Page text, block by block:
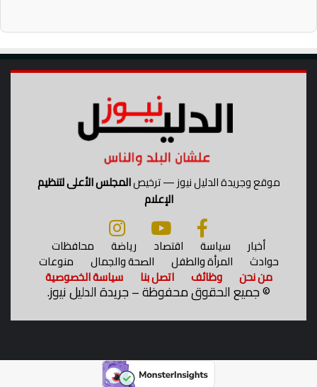
موقع وجريدة الدليل نيوز — ترخيصالمجلس الأعلى لتنظيم
الإعلام
أخبار سياسة اقتصاد رياضة محافظات
حوادث المرأة والطفل الصحة والجمال منوعات
من نحن وظائف اتصل بنا سياسة الخصوصية
©جميع الحقوق محفوظة – جريدة الدليل نيوز.